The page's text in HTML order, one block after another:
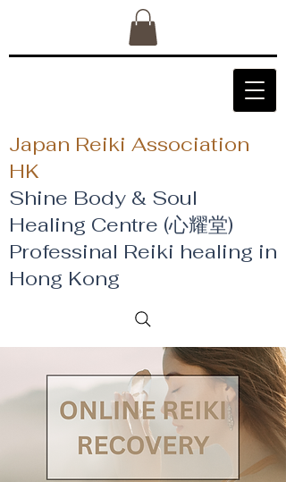
Japan Reiki Association
HK
Shine Body & Soul
Healing Centre (心耀堂)
​Professinal Reiki healing in
Hong Kong